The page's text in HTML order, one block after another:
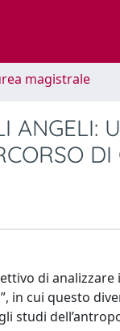
magistrale
ANGELI:
di
in cui questo
studi